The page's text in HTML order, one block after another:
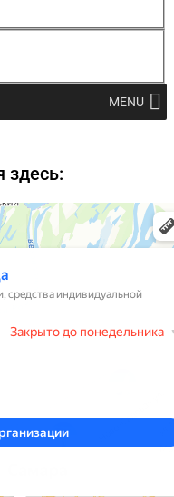
MENU
здесь: